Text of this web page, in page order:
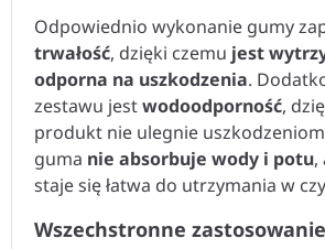
Odpowiednio wykonanie gumy
trwałość, dzięki czemu jest
odporna na uszkodzenia.
zestawu jestwodoodporność,
produkt nie ulegnie
guma nie absorbuje wody i potu,
staje się łatwa do utrzymania w
Wszechstronne zastosowanie